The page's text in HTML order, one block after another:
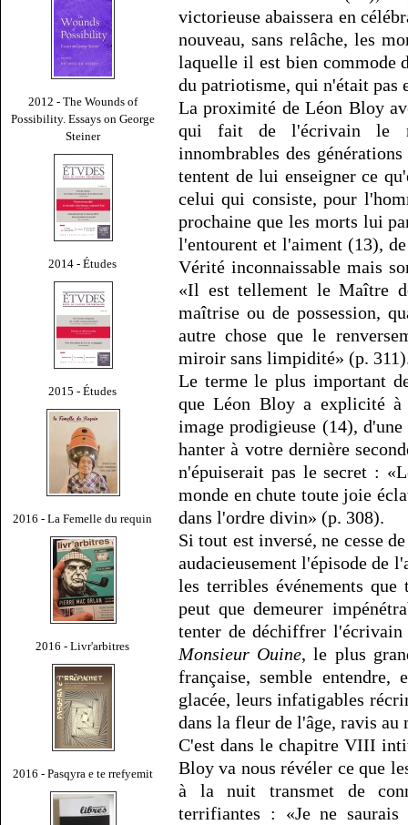
2012 - The Wounds of
Possibility. Essays on George
Steiner
2014 - Études
2015 - Études
2016 - La Femelle du requin
2016 - Livr'arbitres
2016 - Pasqyra e te rrefyemit
victorieuse abaissera en
nouveau, sans relâche, les
laquelle il est bien commode
du patriotisme, qui n'était pas
La proximité de Léon Bloy
qui fait de l'écrivain le
innombrables des
tentent de lui enseigner ce
celui qui consiste, pour
prochaine que les morts lui
l'entourent et l'aiment (13),
Vérité inconnaissable mais
«Il est tellement le Maître
maîtrise ou de possession,
autre chose que le
miroir sans limpidité» (p.
Le terme le plus important
que Léon Bloy a explicité à
image prodigieuse (14), d'une
hanter à votre dernière
n'épuiserait pas le secret :
monde en chute toute joie
dans l'ordre divin» (p. 308).
Si tout est inversé, ne cesse
audacieusement l'épisode de
les terribles événements
peut que demeurer
tenter de déchiffrer
Monsieur Ouine, le plus
française, semble
glacée, leurs infatigables
dans la fleur de l'âge, ravis au
C'est dans le chapitre VIII
Bloy va nous révéler ce que
à la nuit transmet de
terrifiantes : «Je ne